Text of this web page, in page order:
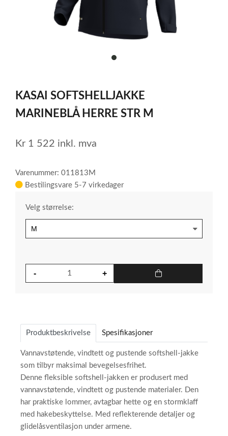
item
of
1
KASAI SOFTSHELLJAKKE
MARINEBLÅ HERRE STR M
Kr 1 522 inkl. mva
Varenummer: 011813M
Bestilingsvare 5-7 virkedager
Velg størrelse:
Produktbeskrivelse Spesifikasjoner
Vannavstøtende, vindtett og pustende softshell-jakke
som tilbyr maksimal bevegelsesfrihet.
Denne fleksible softshell-jakken er produsert med
vannavstøtende, vindtett og pustende materialer. Den
har praktiske lommer, avtagbar hette og en stormklaff
med hakebeskyttelse. Med reflekterende detaljer og
glidelåsventilasjon under armene.